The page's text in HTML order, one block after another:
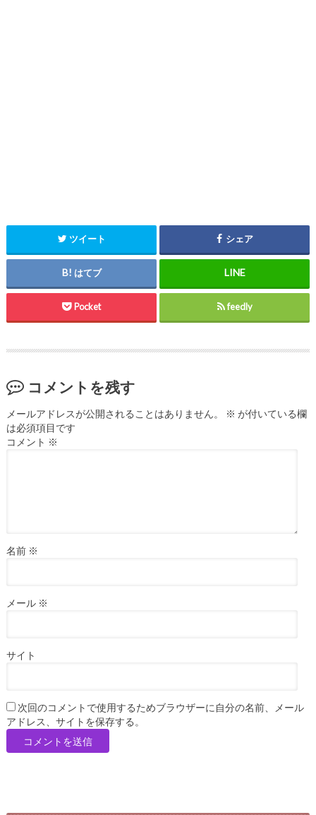
ツイート シェア
はてブ
Pocket feedly
コメントを残す
メールアドレスが公開されることはありません。 ※ が付いている欄
は必須項目です
コメント ※
名前 ※
メール ※
サイト
次回のコメントで使用するためブラウザーに自分の名前、メール
アドレス、サイトを保存する。